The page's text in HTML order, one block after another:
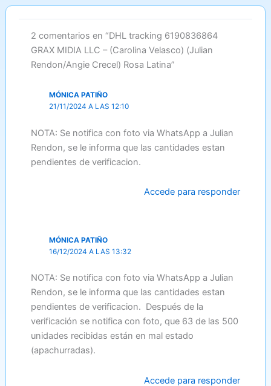
2 comentarios en “DHL tracking 6190836864
GRAX MIDIA LLC – (Carolina Velasco) (Julian
Rendon/Angie Crecel) Rosa Latina”
MÓNICA PATIÑO
21/11/2024 A LAS 12:10
NOTA: Se notifica con foto via WhatsApp a Julian
Rendon, se le informa que las cantidades estan
pendientes de verificacion.
Accede para responder
MÓNICA PATIÑO
16/12/2024 A LAS 13:32
NOTA: Se notifica con foto via WhatsApp a Julian
Rendon, se le informa que las cantidades estan
pendientes de verificacion. Después de la
verificación se notifica con foto, que 63 de las 500
unidades recibidas están en mal estado
(apachurradas).
Accede para responder